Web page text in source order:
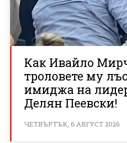
Как Ивайло
троловете му
имиджа на
Делян Пеевски!
ЧЕТВЪРТЪК, 6 АВГУСТ 2026